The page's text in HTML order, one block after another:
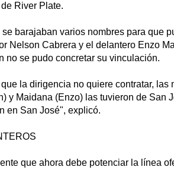
River Plate.
se barajaban varios nombres para que
Nelson Cabrera y el delantero Enzo
no se pudo concretar su vinculación.
la dirigencia no quiere contratar,
y Maidana (Enzo) las tuvieron de San
en San José", explicó.
que ahora debe potenciar la línea